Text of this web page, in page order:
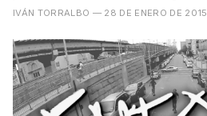
Almost...
IVÁN TORRALBO — 28 DE ENERO DE 2015